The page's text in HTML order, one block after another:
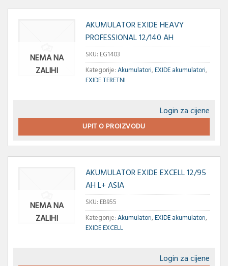
NEMA NA
ZALIHI
AKUMULATOR EXIDE HEAVY
PROFESSIONAL 12/140 AH
SKU: EG1403
Kategorije:Akumulatori,EXIDE akumulatori,
EXIDE TERETNI
Login za cijene
UPIT O PROIZVODU
NEMA NA
ZALIHI
AKUMULATOR EXIDE EXCELL 12/95
AH L+ ASIA
SKU: EB955
Kategorije:Akumulatori,EXIDE akumulatori,
EXIDE EXCELL
Login za cijene